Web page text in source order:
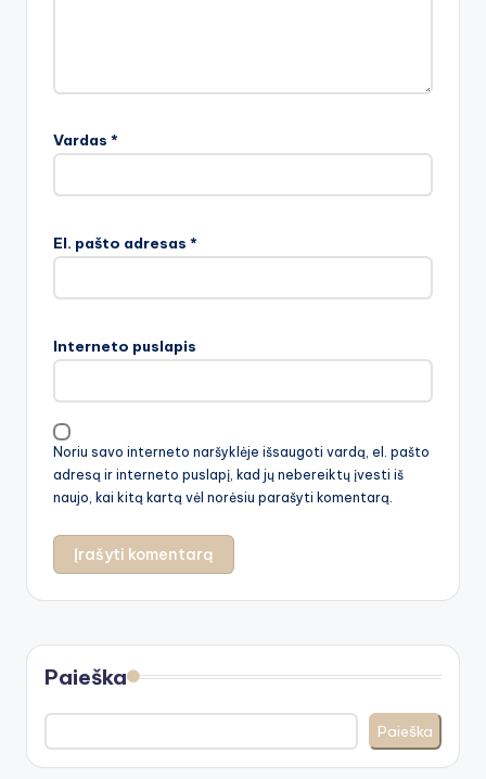
Vardas *
El. pašto adresas *
Interneto puslapis
Noriu savo interneto naršyklėje išsaugoti vardą, el. pašto
adresą ir interneto puslapį, kad jų nebereiktų įvesti iš
naujo, kai kitą kartą vėl norėsiu parašyti komentarą.
Paieška
Paieška